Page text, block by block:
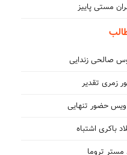
مستی پاییز
صالحی زندایی
زمری تقدیر
ویس حضور تنهایی
باکری اشتباه
مستر تروما